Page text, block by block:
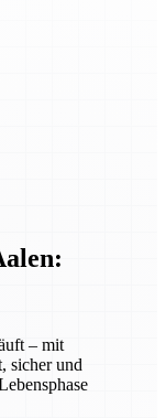
– mit
sicher und